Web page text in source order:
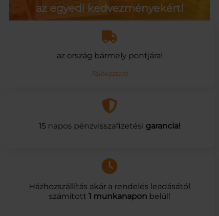
az egyedi kedvezményekért!
az ország bármely pontjára!
Tájékoztató
15 napos pénzvisszafizetési garancia!
Házhozszállítás akár a rendelés leadásától
számított1 munkanaponbelül!